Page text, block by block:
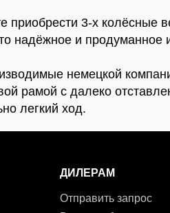
приобрести 3-х колёсные
надёжное и продуманное
немецкой
рамой с далеко
легкий ход.
ДИЛЕРАМ
Отправить запрос